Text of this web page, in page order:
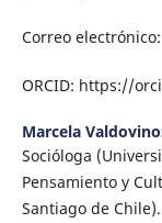
Correo
ORCID: https://
Marcela
Socióloga
Pensamiento y
Santiago de